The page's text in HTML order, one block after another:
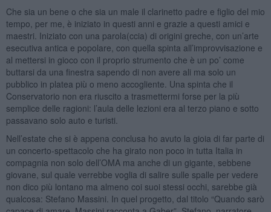
Che sia un bene o che sia un male il clarinetto padre e figlio del mio
tempo, per me, è iniziato in questi anni e grazie a questi amici e
maestri. Iniziato con una parola(ccia) di origini greche, con un’arte
esecutiva antica e popolare, con quella spinta all’improvvisazione e
al mettersi in gioco con il proprio strumento che è un po’ come
buttarsi da una finestra sapendo di non avere ali ma solo un
pubblico in platea più o meno accogliente. Una spinta che il
Conservatorio non era riuscito a trasmettermi forse per la più
semplice delle ragioni: l’aula delle lezioni era al terzo piano e sotto
passavano solo auto e turisti.
Nell’estate che si è appena conclusa ho avuto la gioia di far parte di
un concerto-spettacolo che ha girato non poco in tutta Italia in
compagnia non solo dell’OMA ma anche di un gigante, sebbene
giovane, sul quale verrebbe voglia di salire sulle spalle per vedere
non dico più lontano ma almeno coi suoi stessi occhi, sarebbe già
qualcosa: Stefano Massini. In quel progetto, dal titolo “Quando sarò